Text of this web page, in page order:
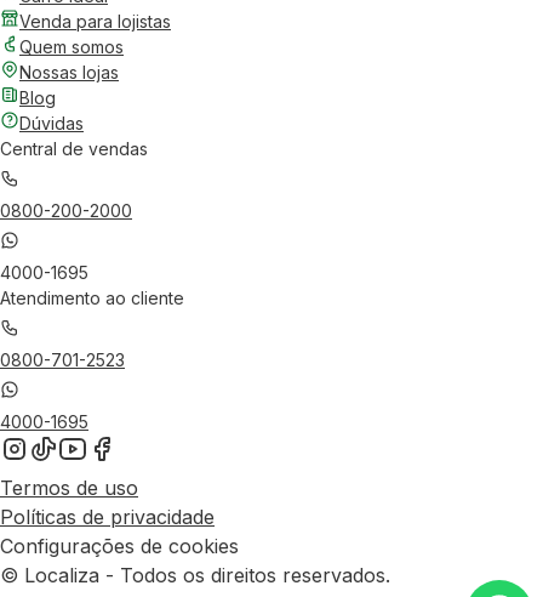
Venda para lojistas
Quem somos
Nossas lojas
Blog
Dúvidas
Central de vendas
0800-200-2000
4000-1695
Atendimento ao cliente
0800-701-2523
4000-1695
Termos de uso
Políticas de privacidade
Configurações de cookies
© Localiza - Todos os direitos reservados.